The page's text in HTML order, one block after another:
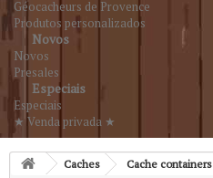
Géocacheurs de Provence
Produtos personalizados
Novos
Novos
Presales
Especiais
Especiais
★ Venda privada ★
Caches Cache containers